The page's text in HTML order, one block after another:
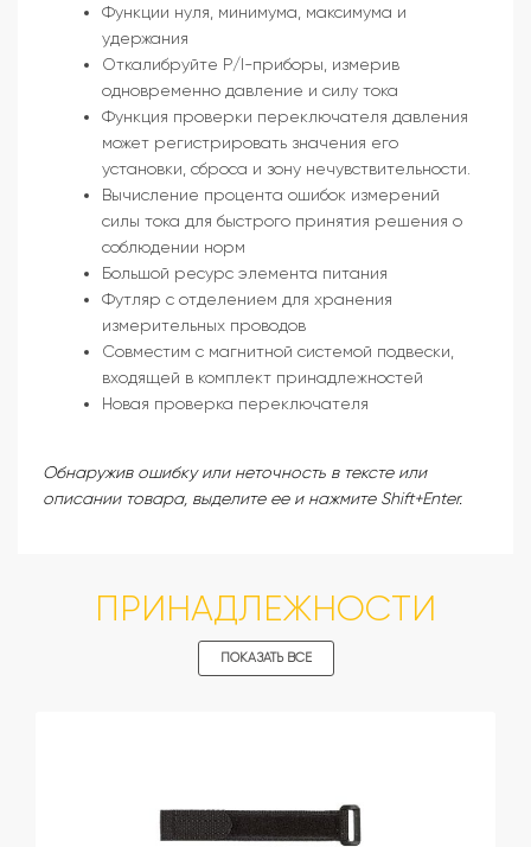
Функции нуля, минимума, максимума и
удержания
Откалибруйте P/I-приборы, измерив
одновременно давление и силу тока
Функция проверки переключателя давления
может регистрировать значения его
установки, сброса и зону нечувствительности.
Вычисление процента ошибок измерений
силы тока для быстрого принятия решения о
соблюдении норм
Большой ресурс элемента питания
Футляр с отделением для хранения
измерительных проводов
Совместим с магнитной системой подвески,
входящей в комплект принадлежностей
Новая проверка переключателя
Обнаружив ошибку или неточность в тексте или
описании товара, выделите ее и нажмите Shift+Enter.
ПРИНАДЛЕЖНОСТИ
ПОКАЗАТЬ ВСЕ